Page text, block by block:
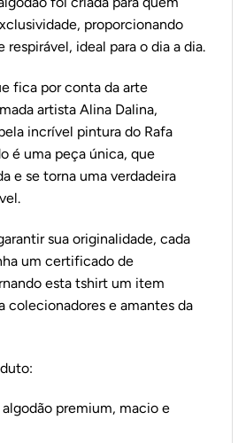
proporcionando
ideal para o dia a dia.
fica por conta da arte
artista Alina Dalina,
incrível pintura do Rafa
é uma peça única, que
e se torna uma verdadeira
sua originalidade, cada
um certificado de
esta tshirt um item
colecionadores e amantes da
premium, macio e